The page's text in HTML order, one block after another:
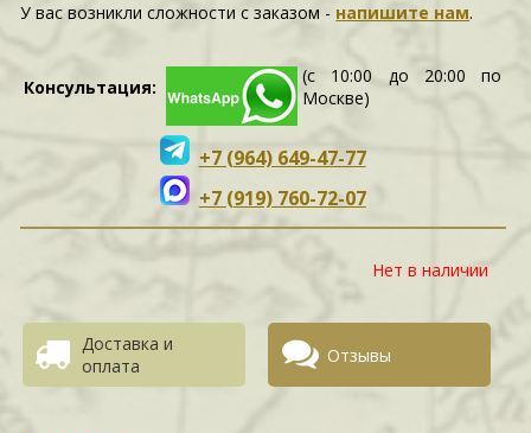
У вас возникли сложности c заказом - напишите нам.
Консультация:
(с 10:00 до 20:00 по
Москве)
+7 (964) 649-47-77
+7 (919) 760-72-07
Нет в наличии
Доставка и
оплата
Отзывы